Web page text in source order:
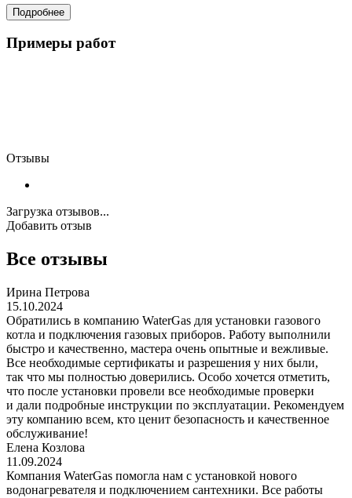
Подробнее
Примеры работ
Отзывы
Загрузка отзывов...
Добавить отзыв
Все отзывы
Ирина Петрова
15.10.2024
Обратились в компанию WaterGas для установки газового
котла и подключения газовых приборов. Работу выполнили
быстро и качественно, мастера очень опытные и вежливые.
Все необходимые сертификаты и разрешения у них были,
так что мы полностью доверились. Особо хочется отметить,
что после установки провели все необходимые проверки
и дали подробные инструкции по эксплуатации. Рекомендуем
эту компанию всем, кто ценит безопасность и качественное
обслуживание!
Елена Козлова
11.09.2024
Компания WaterGas помогла нам с установкой нового
водонагревателя и подключением сантехники. Все работы